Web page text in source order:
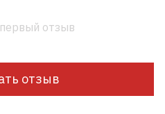
отзыв
отзыв